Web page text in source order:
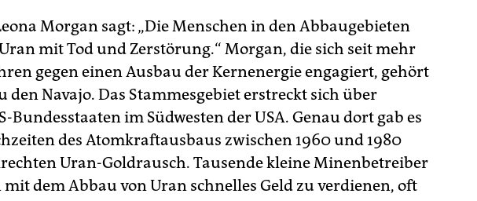
Morgan sagt: „Die Menschen in den Abbaugebieten
mit Tod und Zerstörung.“ Morgan, die sich seit mehr
gegen einen Ausbau der Kernenergie engagiert, gehört
den Navajo. Das Stammesgebiet erstreckt sich über
Bundesstaaten im Südwesten der USA. Genau dort gab es
des Atomkraftausbaus zwischen 1960 und 1980
Uran-Goldrausch. Tausende kleine Minenbetreiber
dem Abbau von Uran schnelles Geld zu verdienen, oft